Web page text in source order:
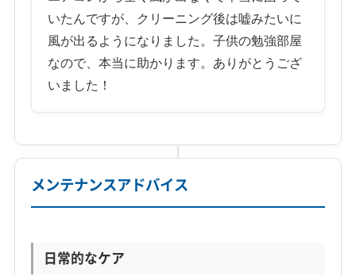
いたんですが、クリーニング後は嘘みたいに
風が出るようになりました。子供の勉強部屋
なので、本当に助かります。ありがとうござ
いました！
メンテナンスアドバイス
日常的なケア